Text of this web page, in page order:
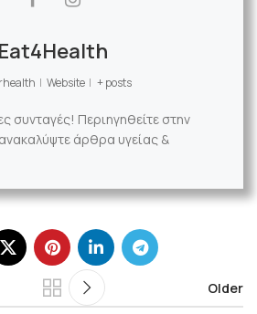
Eat4Health
| Website | + posts
συνταγές! Περιηγηθείτε στην
άρθρα υγείας &
Older